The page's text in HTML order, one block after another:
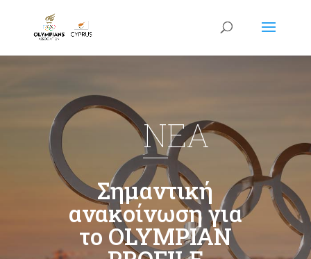
NEA
Σημαντική
ανακοίνωση για
το OLYMPIAN